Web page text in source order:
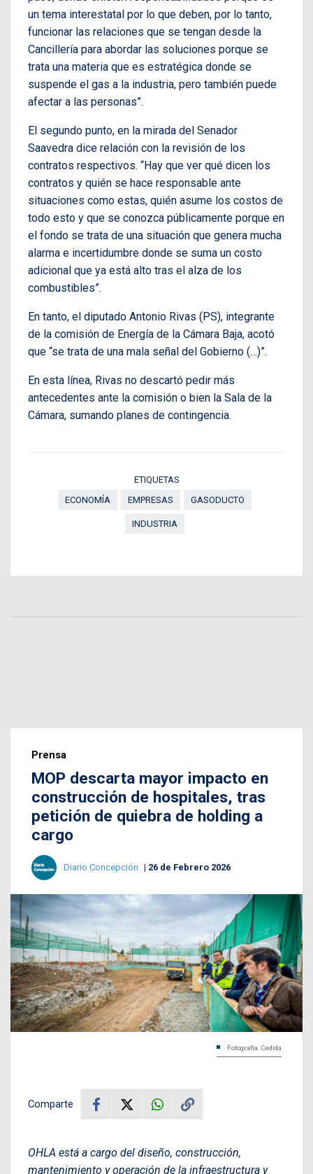
un tema interestatal por lo que deben, por lo tanto,
funcionar las relaciones que se tengan desde la
Cancillería para abordar las soluciones porque se
trata una materia que es estratégica donde se
suspende el gas a la industria, pero también puede
afectar a las personas”.
El segundo punto, en la mirada del Senador
Saavedra dice relación con la revisión de los
contratos respectivos. “Hay que ver qué dicen los
contratos y quién se hace responsable ante
situaciones como estas, quién asume los costos de
todo esto y que se conozca públicamente porque en
el fondo se trata de una situación que genera mucha
alarma e incertidumbre donde se suma un costo
adicional que ya está alto tras el alza de los
combustibles”.
En tanto, el diputado Antonio Rivas (PS), integrante
de la comisión de Energía de la Cámara Baja, acotó
que “se trata de una mala señal del Gobierno (…)”.
En esta línea, Rivas no descartó pedir más
antecedentes ante la comisión o bien la Sala de la
Cámara, sumando planes de contingencia.
ETIQUETAS
ECONOMÍA
EMPRESAS GASODUCTO
INDUSTRIA
Prensa
MOP descarta mayor impacto en
construcción de hospitales, tras
petición de quiebra de holding a
cargo
Diario Concepción 26 de Febrero 2026
Fotografía: Cedida
Comparte
OHLA está a cargo del diseño, construcción,
mantenimiento y operación de la infraestructura y